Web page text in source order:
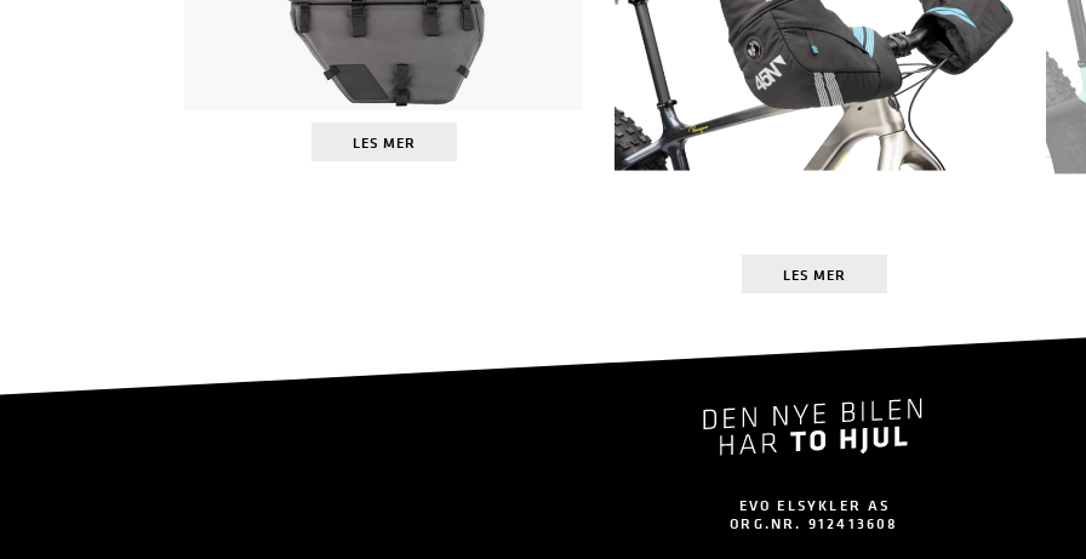
LES MER
LES MER
EVO ELSYKLER AS
ORG.NR. 912413608